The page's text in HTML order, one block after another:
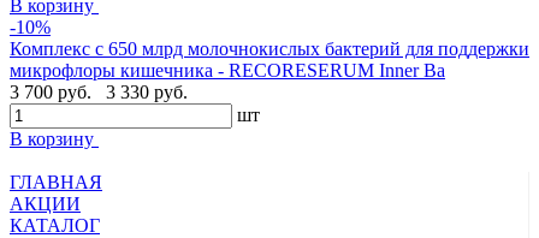
В корзину
-10%
Комплекс с 650 млрд молочнокислых бактерий для поддержки
микрофлоры кишечника - RECORESERUM Inner Ba
3 700 руб.
3 330 руб.
шт
В корзину
ГЛАВНАЯ
АКЦИИ
КАТАЛОГ